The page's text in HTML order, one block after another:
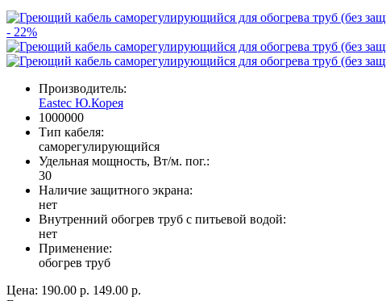
- 22%
Производитель:
Eastec Ю.Корея
1000000
Тип кабеля:
саморегулирующийся
Удельная мощность, Вт/м. пог.:
30
Наличие защитного экрана:
нет
Внутренний обогрев труб с питьевой водой:
нет
Применение:
обогрев труб
Цена: 190.00 р. 149.00 р.